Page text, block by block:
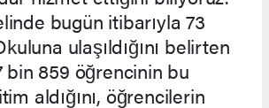
bugün itibarıyla 73
ulaşıldığını belirten
bin 859 öğrencinin bu
aldığını, öğrencilerin